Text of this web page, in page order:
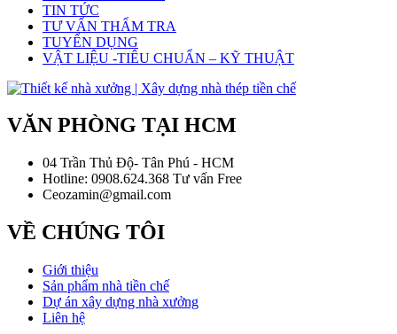
TIN TỨC
TƯ VẤN THẨM TRA
TUYỂN DỤNG
VẬT LIỆU -TIÊU CHUẨN – KỸ THUẬT
VĂN PHÒNG TẠI HCM
04 Trần Thủ Độ- Tân Phú - HCM
Hotline: 0908.624.368 Tư vấn Free
Ceozamin@gmail.com
VỀ CHÚNG TÔI
Giới thiệu
Sản phẩm nhà tiền chế
Dự án xây dựng nhà xưởng
Liên hệ